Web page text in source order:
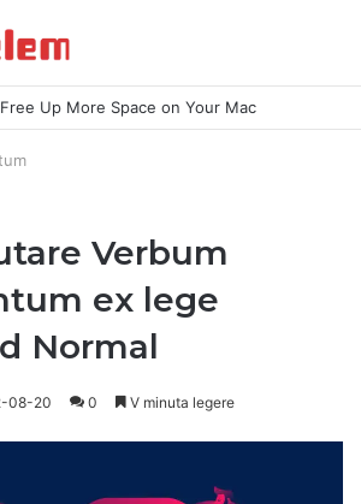
Up More Space on Your Mac
Verbum
ex lege
Normal
08-20 0 V minuta legere